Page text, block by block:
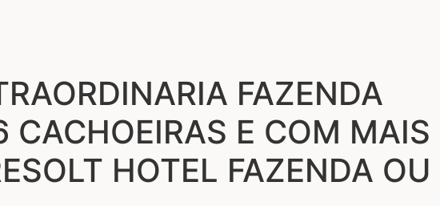
FAZENDA
CACHOEIRAS E COM MAIS
HOTEL FAZENDA OU